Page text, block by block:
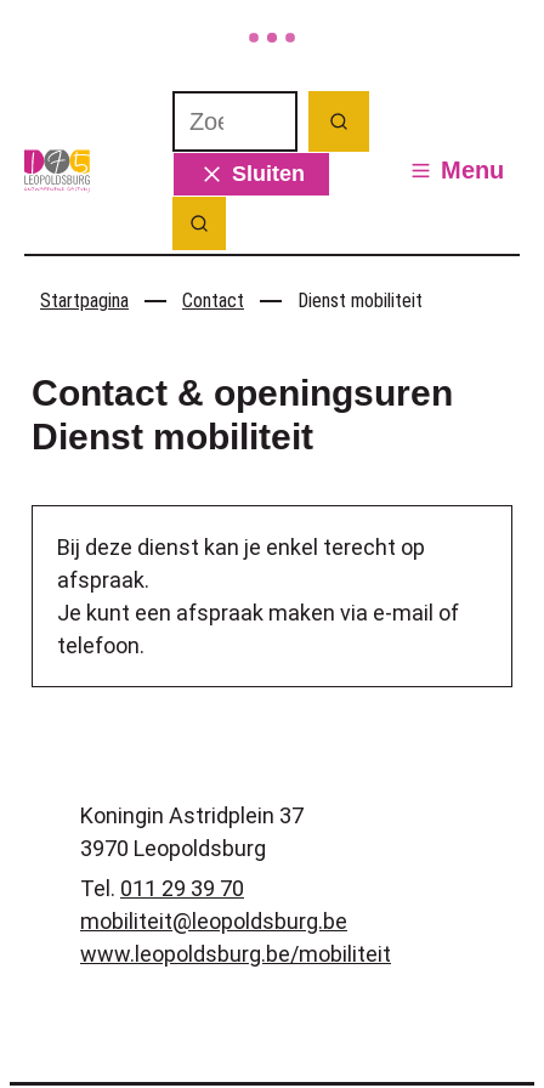
Leopoldsburg
Zoeken
Sluiten
Zoek tonen / verbergen
Menu
Startpagina Contact Dienst mobiliteit
Contact & openingsuren
Dienst mobiliteit
Bij deze dienst kan je enkel terecht op
afspraak.
Je kunt een afspraak maken via e-mail of
telefoon.
AdresKoningin Astridplein 37
,3970 Leopoldsburg
011 29 39 70
E-mailmobiliteit@leopoldsburg.be
Websitewww.leopoldsburg.be/mobiliteit